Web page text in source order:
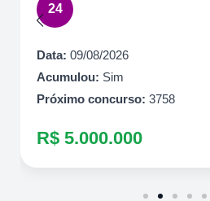
24
Data: 09/08/2026
Acumulou: Sim
Próximo concurso: 3758
R$ 5.000.000